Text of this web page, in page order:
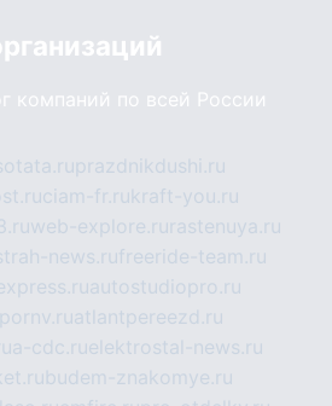
компаний по всей России
prazdnikdushi.ru
ciam-fr.rukraft-you.ru
web-explore.ru rastenuya.ru
news.rufreeride-team.ru
autostudiopro.ru
pornv.ruatlantpereezd.ru
a-cdc.ruelektrostal-news.ru
budem-znakomye.ru